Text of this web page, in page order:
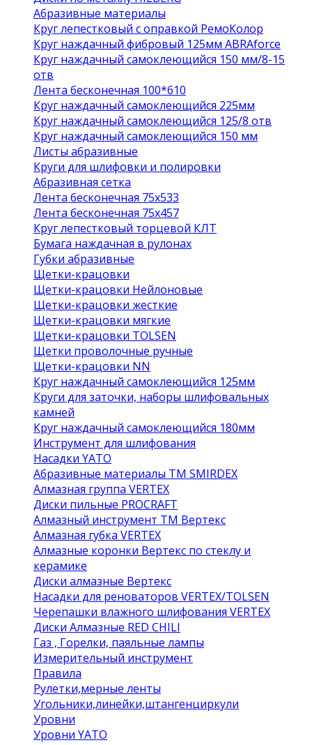
Абразивные материалы
Круг лепестковый с оправкой РемоКолор
Круг наждачный фибровый 125мм ABRAforce
Круг наждачный самоклеющийся 150 мм/8-15
отв
Лента бесконечная 100*610
Круг наждачный самоклеющийся 225мм
Круг наждачный самоклеющийся 125/8 отв
Круг наждачный самоклеющийся 150 мм
Листы абразивные
Круги для шлифовки и полировки
Абразивная сетка
Лента бесконечная 75х533
Лента бесконечная 75х457
Круг лепестковый торцевой КЛТ
Бумага наждачная в рулонах
Губки абразивные
Щетки-крацовки
Щетки-крацовки Нейлоновые
Щетки-крацовки жесткие
Щетки-крацовки мягкие
Щетки-крацовки TOLSEN
Щетки проволочные ручные
Щетки-крацовки NN
Круг наждачный самоклеющийся 125мм
Круги для заточки, наборы шлифовальных
камней
Круг наждачный самоклеющийся 180мм
Инструмент для шлифования
Насадки YATO
Абразивные материалы ТМ SMIRDEX
Алмазная группа VERTEX
Диски пильные PROCRAFT
Алмазный инструмент ТМ Вертекс
Алмазная губка VERTEX
Алмазные коронки Вертекс по стеклу и
керамике
Диски алмазные Вертекс
Насадки для реноваторов VERTEX/TOLSEN
Черепашки влажного шлифования VERTEX
Диски Алмазные RED CHILI
Газ , Горелки, паяльные лампы
Измерительный инструмент
Правила
Рулетки,мерные ленты
Угольники,линейки,штангенциркули
Уровни
Уровни YATO